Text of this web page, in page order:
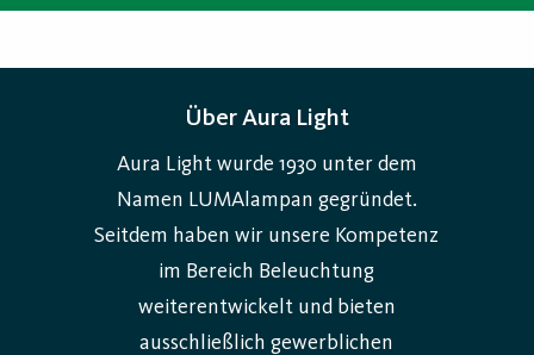
Über Aura Light
Aura Light wurde 1930 unter dem
Namen LUMAlampan gegründet.
Seitdem haben wir unsere Kompetenz
im Bereich Beleuchtung
weiterentwickelt und bieten
ausschließlich gewerblichen